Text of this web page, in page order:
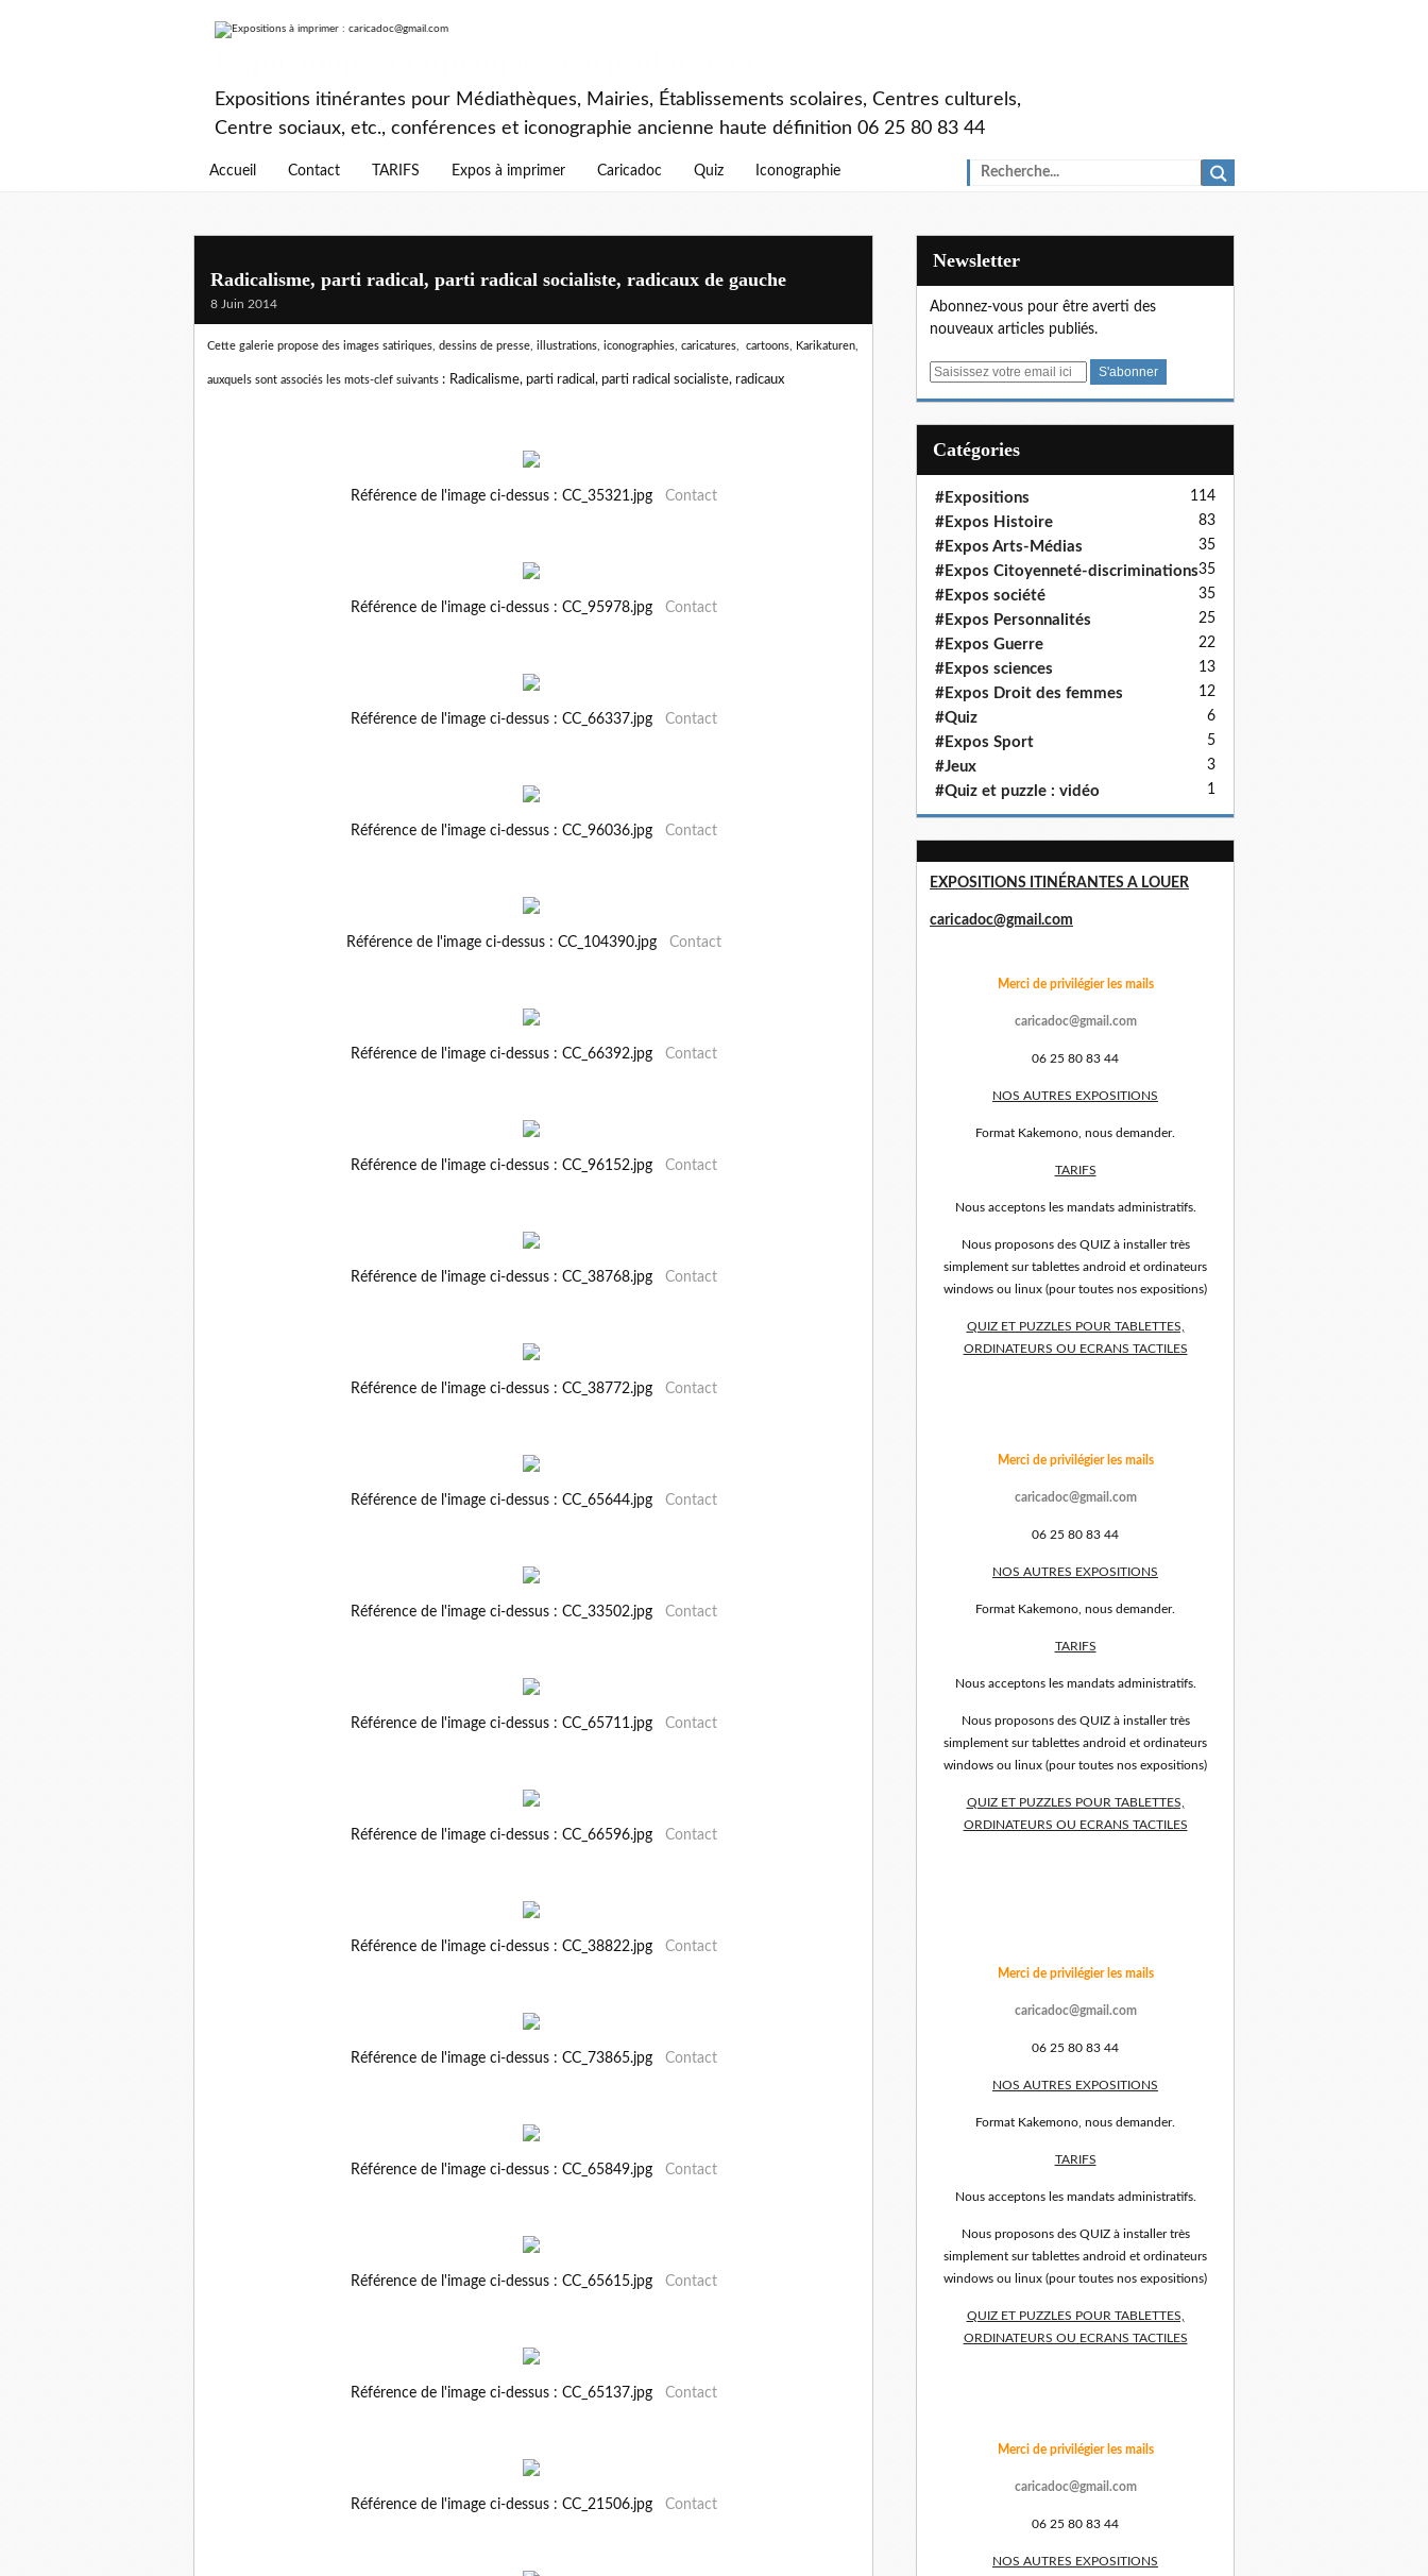
Expositions itinérantes pour Médiathèques, Mairies, Établissements scolaires, Centres culturels,
Centre sociaux, etc., conférences et iconographie ancienne haute définition 06 25 80 83 44
Accueil Contact TARIFS Expos à imprimer Caricadoc Quiz Iconographie
Radicalisme, parti radical, parti radical socialiste, radicaux de gauche
8 Juin 2014
Cette galerie propose des images satiriques, dessins de presse, illustrations, iconographies, caricatures, cartoons, Karikaturen,
auxquels sont associés les mots-clef suivants : Radicalisme, parti radical, parti radical socialiste, radicaux
Référence de l'image ci-dessus : CC_35321.jpg Contact
Référence de l'image ci-dessus : CC_95978.jpg Contact
Référence de l'image ci-dessus : CC_66337.jpg Contact
Référence de l'image ci-dessus : CC_96036.jpg Contact
Référence de l'image ci-dessus : CC_104390.jpg Contact
Référence de l'image ci-dessus : CC_66392.jpg Contact
Référence de l'image ci-dessus : CC_96152.jpg Contact
Référence de l'image ci-dessus : CC_38768.jpg Contact
Référence de l'image ci-dessus : CC_38772.jpg Contact
Référence de l'image ci-dessus : CC_65644.jpg Contact
Référence de l'image ci-dessus : CC_33502.jpg Contact
Référence de l'image ci-dessus : CC_65711.jpg Contact
Référence de l'image ci-dessus : CC_66596.jpg Contact
Référence de l'image ci-dessus : CC_38822.jpg Contact
Référence de l'image ci-dessus : CC_73865.jpg Contact
Référence de l'image ci-dessus : CC_65849.jpg Contact
Référence de l'image ci-dessus : CC_65615.jpg Contact
Référence de l'image ci-dessus : CC_65137.jpg Contact
Référence de l'image ci-dessus : CC_21506.jpg Contact
Newsletter
Abonnez-vous pour être averti des
nouveaux articles publiés.
E
Catégories
#Expositions 114
#Expos Histoire 83
#Expos Arts-Médias 35
#Expos Citoyenneté-discriminations35
#Expos société 35
#Expos Personnalités 25
#Expos Guerre 22
#Expos sciences 13
#Expos Droit des femmes 12
#Quiz 6
#Expos Sport 5
#Jeux 3
#Quiz et puzzle : vidéo 1
EXPOSITIONS ITINÉRANTES A LOUER
caricadoc@gmail.com
Merci de privilégier les mails
caricadoc@gmail.com
06 25 80 83 44
NOS AUTRES EXPOSITIONS
Format Kakemono, nous demander.
TARIFS
Nous acceptons les mandats administratifs.
Nous proposons des QUIZ à installer très
simplement sur tablettes android et ordinateurs
windows ou linux (pour toutes nos expositions)
QUIZ ET PUZZLES POUR TABLETTES,
ORDINATEURS OU ECRANS TACTILES
Merci de privilégier les mails
caricadoc@gmail.com
06 25 80 83 44
NOS AUTRES EXPOSITIONS
Format Kakemono, nous demander.
TARIFS
Nous acceptons les mandats administratifs.
Nous proposons des QUIZ à installer très
simplement sur tablettes android et ordinateurs
windows ou linux (pour toutes nos expositions)
QUIZ ET PUZZLES POUR TABLETTES,
ORDINATEURS OU ECRANS TACTILES
Merci de privilégier les mails
caricadoc@gmail.com
06 25 80 83 44
NOS AUTRES EXPOSITIONS
Format Kakemono, nous demander.
TARIFS
Nous acceptons les mandats administratifs.
Nous proposons des QUIZ à installer très
simplement sur tablettes android et ordinateurs
windows ou linux (pour toutes nos expositions)
QUIZ ET PUZZLES POUR TABLETTES,
ORDINATEURS OU ECRANS TACTILES
Merci de privilégier les mails
caricadoc@gmail.com
06 25 80 83 44
NOS AUTRES EXPOSITIONS